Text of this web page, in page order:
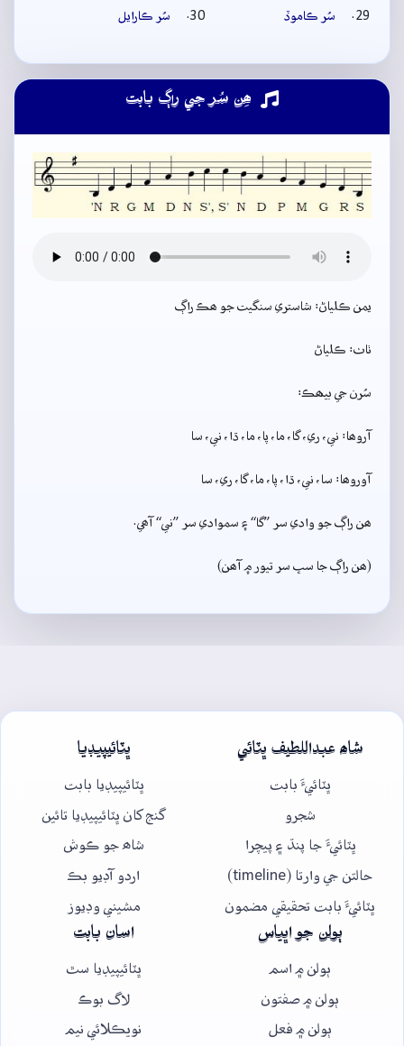
سُر ڪاموڏ
سُر ڪارايل
ھِن سُر جي راڳ بابت
يمن ڪلياڻ: شاستري سنگيت جو ھڪ راڳ
ٺاٺ: ڪلياڻ
سُرن جي بيھڪ:
آروھا: ني، ري، گا، ما، پا، ما، ڌا، ني، سا
آوروھا: سا، ني، ڌا، پا، ما، گا، ري، سا
ھن راڳ جو وادي سر ”گا“ ۽ سموادي سر ”ني“ آھي.
(ھن راڳ جا سڀ سر تيور ۾ آھن)
شاھ عبداللطيف ڀٽائي
ڀٽائيءَ بابت
شجرو
ڀٽائيءَ جا پنڌ ۽ پيچرا
حالتن جي وارتا (timeline)
ڀٽائيءَ بابت تحقيقي مضمون
ڀٽائيپيڊيا
ڀٽائيپيڊيا بابت
گنج کان ڀٽائيپيڊيا تائين
شاھ جو ڪوش
اردو آڊيو بڪ
مشيني وڊيوز
ٻولن جو اڀياس
ٻولن ۾ اسم
ٻولن ۾ صفتون
ٻولن ۾ فعل
اسان بابت
ڀٽائيپيڊيا سٿ
لاگ بوڪ
نويڪلائي نيم